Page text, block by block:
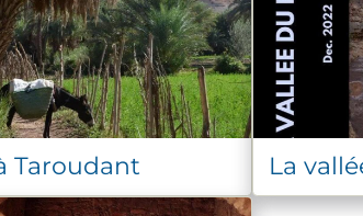
Taroudant La